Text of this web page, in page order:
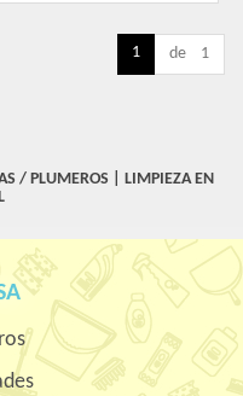
1 de 1
/ PLUMEROS
LIMPIEZA EN